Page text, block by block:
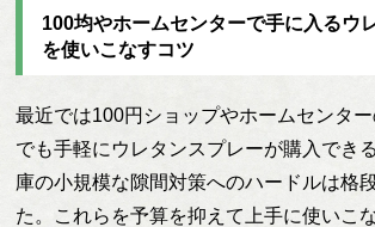
100均やホームセンターで手に入るウ
を使いこなすコツ
最近では100円ショップやホームセンタ
でも手軽にウレタンスプレーが購入でき
庫の小規模な隙間対策へのハードルは格
た。これらを予算を抑えて上手に使いこ